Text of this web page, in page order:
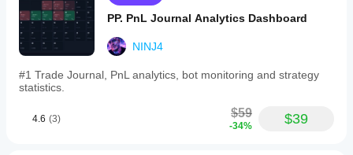
PP. PnL Journal Analytics Dashboard
NINJ4
#1 Trade Journal, PnL analytics, bot monitoring and strategy
statistics.
4.6 (3) $59
-34% $39